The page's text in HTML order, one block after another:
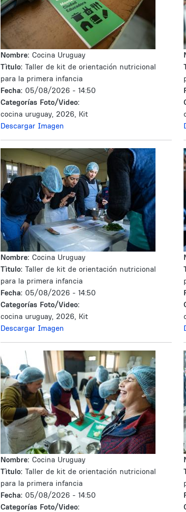
Nombre: Cocina Uruguay
Tìtulo: Taller de kit de orientación nutricional
para la primera infancia
Fecha: 05/08/2026 - 14:50
Categorías Foto/Video:
cocina uruguay, 2026, Kit
Descargar Imagen
Nombre: Cocina Uruguay
Tìtulo: Taller de kit de orientación nutricional
para la primera infancia
Fecha: 05/08/2026 - 14:50
Categorías Foto/Video:
cocina uruguay, 2026, Kit
Descargar Imagen
Nombre: Cocina Uruguay
Tìtulo: Taller de kit de orientación nutricional
para la primera infancia
Fecha: 05/08/2026 - 14:50
Categorías Foto/Video: